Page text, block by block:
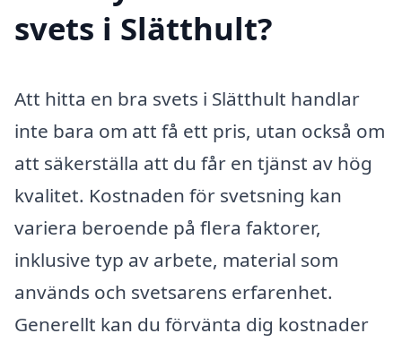
svets i Slätthult?
Att hitta en bra svets i Slätthult handlar
inte bara om att få ett pris, utan också om
att säkerställa att du får en tjänst av hög
kvalitet. Kostnaden för svetsning kan
variera beroende på flera faktorer,
inklusive typ av arbete, material som
används och svetsarens erfarenhet.
Generellt kan du förvänta dig kostnader